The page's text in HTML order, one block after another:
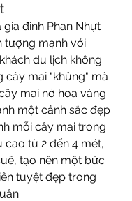
đình Phan Nhựt
tượng mạnh với
du lịch không
cây mai "khủng" mà
mai nở hoa vàng
một cảnh sắc đẹp
mỗi cây mai trong
cao từ 2 đến 4 mét,
tạo nên một bức
tuyệt đẹp trong